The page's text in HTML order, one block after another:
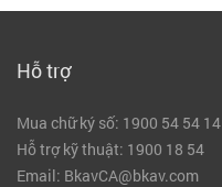
Hỗ trợ
Mua chữ ký số: 1900 54 54 14
Hỗ trợ kỹ thuật: 1900 18 54
Email: BkavCA@bkav.com